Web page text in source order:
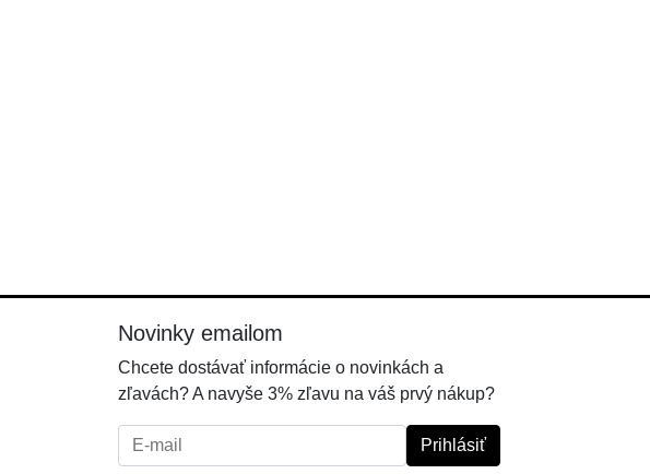
Novinky emailom
Chcete dostávať informácie o novinkách a
zľavách? A navyše 3% zľavu na váš prvý nákup?
E-mail: Prihlásiť